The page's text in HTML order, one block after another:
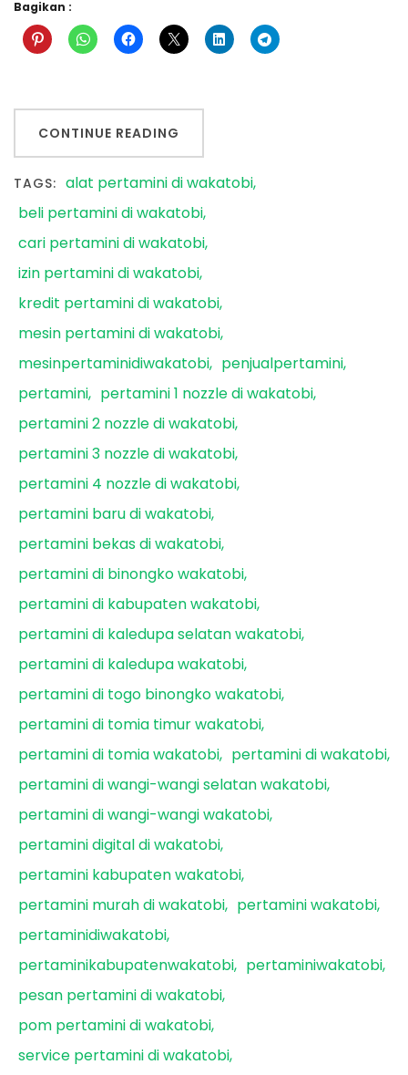
Bagikan :
CONTINUE READING
TAGS: alat pertamini di wakatobi
beli pertamini di wakatobi
cari pertamini di wakatobi
izin pertamini di wakatobi
kredit pertamini di wakatobi
mesin pertamini di wakatobi
mesinpertaminidiwakatobi
penjualpertamini
pertamini
pertamini 1 nozzle di wakatobi
pertamini 2 nozzle di wakatobi
pertamini 3 nozzle di wakatobi
pertamini 4 nozzle di wakatobi
pertamini baru di wakatobi
pertamini bekas di wakatobi
pertamini di binongko wakatobi
pertamini di kabupaten wakatobi
pertamini di kaledupa selatan wakatobi
pertamini di kaledupa wakatobi
pertamini di togo binongko wakatobi
pertamini di tomia timur wakatobi
pertamini di tomia wakatobi
pertamini di wakatobi
pertamini di wangi-wangi selatan wakatobi
pertamini di wangi-wangi wakatobi
pertamini digital di wakatobi
pertamini kabupaten wakatobi
pertamini murah di wakatobi
pertamini wakatobi
pertaminidiwakatobi
pertaminikabupatenwakatobi
pertaminiwakatobi
pesan pertamini di wakatobi
pom pertamini di wakatobi
service pertamini di wakatobi